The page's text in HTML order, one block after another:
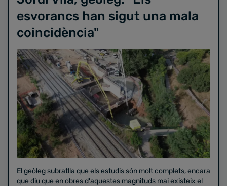
esvorancs han sigut una mala
coincidència"
El geòleg subratlla que els estudis són molt complets, encara
que diu que en obres d'aquestes magnituds mai existeix el